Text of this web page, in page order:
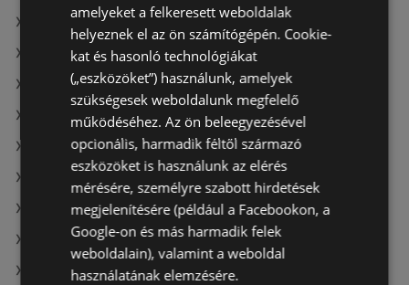
A(z) Tesco ajánlatai
A(z) Interspar ajánlatai
A(z) Aldi ajánlatai
A(z) ÁRKLUB aktuális akciós újságjai
A(z) CBA aktuális akciós újságjai
A(z) Reál aktuális akciós újságjai
A(z) AlphaZoo aktuális akciós újságjai
A(z) COOP Szolnok Zrt. aktuális akciós újságjai
A(z) Tesco üzletei itt: Sopron-Fertődi
amelyeket a felkeresett weboldalak
helyeznek el az ön számítógépén. Cookie-
kat és hasonló technológiákat
(„eszközöket”) használunk, amelyek
szükségesek weboldalunk megfelelő
működéséhez. Az ön beleegyezésével
opcionális, harmadik féltől származó
eszközöket is használunk az elérés
mérésére, személyre szabott hirdetések
megjelenítésére (például a Facebookon, a
Google-on és más harmadik felek
weboldalain), valamint a weboldal
használatának elemzésére.